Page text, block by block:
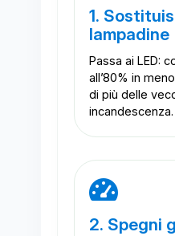
1.
lampadine
Passa ai LED:
all’80% in
di più delle
incandescenza.
2. Spegni